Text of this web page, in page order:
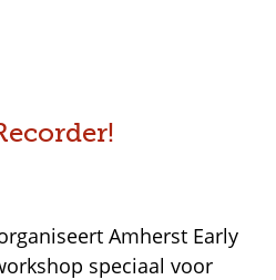
Amherst Early
speciaal voor